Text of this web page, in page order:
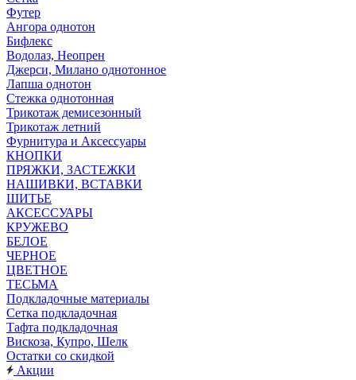
Футер
Ангора однотон
Бифлекс
Водолаз, Неопрен
Джерси, Милано однотонное
Лапша однотон
Стежка однотонная
Трикотаж демисезонный
Трикотаж летний
Фурнитура и Аксессуары
КНОПКИ
ПРЯЖКИ, ЗАСТЕЖКИ
НАШИВКИ, ВСТАВКИ
ШИТЬЕ
АКСЕССУАРЫ
КРУЖЕВО
БЕЛОЕ
ЧЕРНОЕ
ЦВЕТНОЕ
ТЕСЬМА
Подкладочные материалы
Сетка подкладочная
Тафта подкладочная
Вискоза, Купро, Шелк
Остатки со скидкой
Акции